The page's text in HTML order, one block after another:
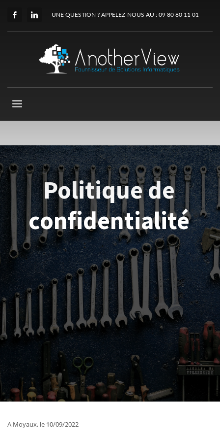
UNE QUESTION ? APPELEZ-NOUS AU : 09 80 80 11 01
Politique de
confidentialité
A Moyaux, le 10/09/2022